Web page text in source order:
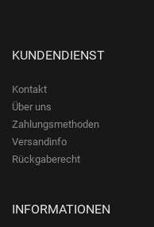
KUNDENDIENST
Kontakt
Über uns
Zahlungsmethoden
Versandinfo
Rückgaberecht
INFORMATIONEN